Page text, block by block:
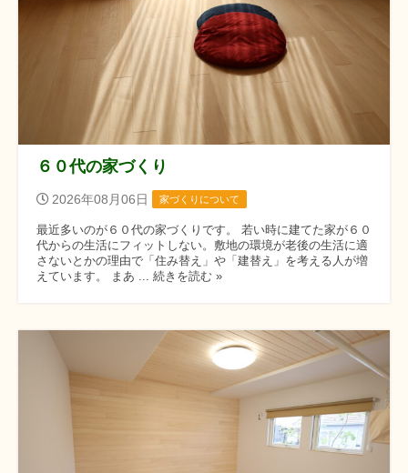
６０代の家づくり
2026年08月06日 家づくりについて
最近多いのが６０代の家づくりです。 若い時に建てた家が６０
代からの生活にフィットしない。敷地の環境が老後の生活に適
さないとかの理由で「住み替え」や「建替え」を考える人が増
えています。 まあ ... 続きを読む »